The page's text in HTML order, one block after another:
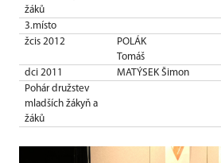
žáků
3.místo
žcis 2012
POLÁK
Tomáš
dci 2011
MATÝSEK Šimon
Pohár družstev
mladších žákyň a
žáků